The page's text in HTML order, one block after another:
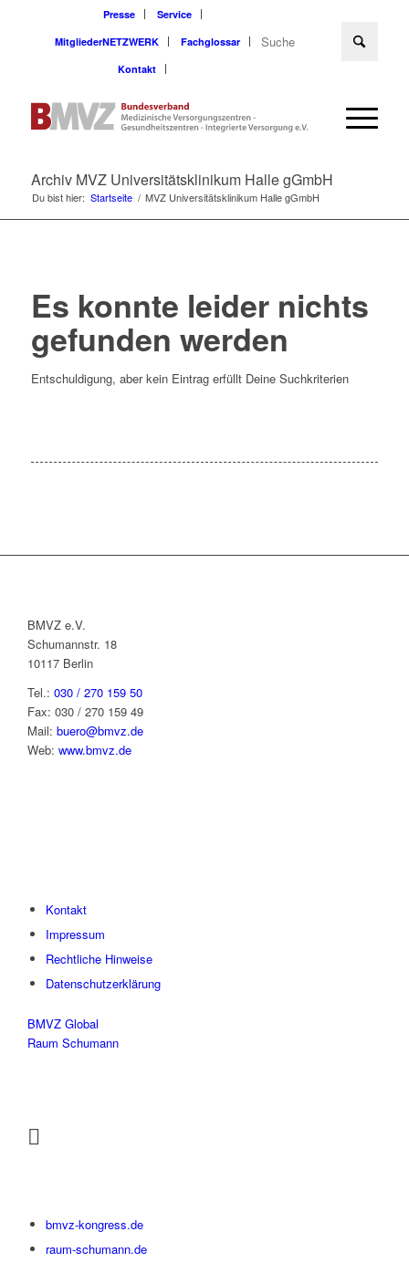
Presse
Service
MitgliederNETZWERK
Fachglossar
Kontakt
Archiv MVZ Universitätsklinikum Halle gGmbH
Du bist hier: Startseite / MVZ Universitätsklinikum Halle gGmbH
Es konnte leider nichts
gefunden werden
Entschuldigung, aber kein Eintrag erfüllt Deine Suchkriterien
BMVZ e.V.
Schumannstr. 18
10117 Berlin
Tel.: 030 / 270 159 50
Fax: 030 / 270 159 49
Mail: buero@bmvz.de
Web: www.bmvz.de
Kontakt
Impressum
Rechtliche Hinweise
Datenschutzerklärung
BMVZ Global
Raum Schumann
bmvz-kongress.de
raum-schumann.de